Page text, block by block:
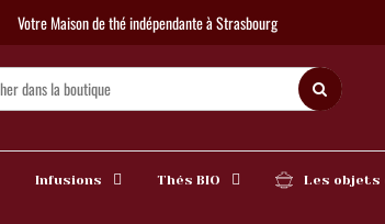
Votre Maison de thé indépendante à Strasbourg
Infusions Thés BIO Les objets